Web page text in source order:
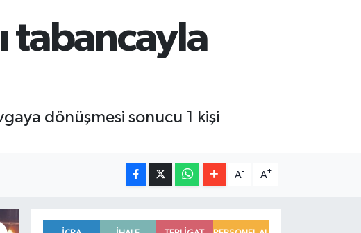
64,2534
GRAM ALTIN
6518.23 0.39
tabancayla
dönüşmesi sonucu 1 kişi
A- A+